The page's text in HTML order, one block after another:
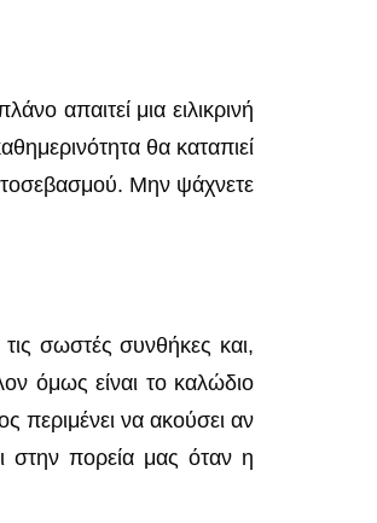
απαιτεί μια ειλικρινή
θα καταπιεί
Μην ψάχνετε
σωστές συνθήκες και,
όμως είναι το καλώδιο
περιμένει να ακούσει αν
στην πορεία μας όταν η